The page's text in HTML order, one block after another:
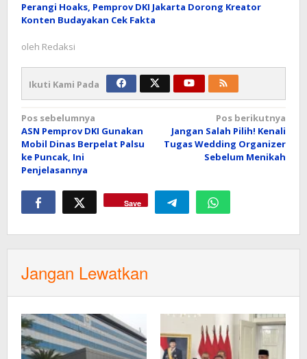
Perangi Hoaks, Pemprov DKI Jakarta Dorong Kreator
Konten Budayakan Cek Fakta
oleh Redaksi
Ikuti Kami Pada
Navigasi
pos
Pos sebelumnya
ASN Pemprov DKI Gunakan
Mobil Dinas Berpelat Palsu
ke Puncak, Ini
Penjelasannya
Pos berikutnya
Jangan Salah Pilih! Kenali
Tugas Wedding Organizer
Sebelum Menikah
Save
Jangan Lewatkan